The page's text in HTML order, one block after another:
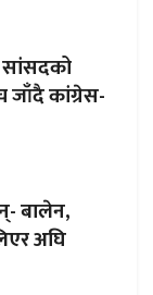
सांसदको
जाँदै कांग्रेस-
बालेन,
अघि